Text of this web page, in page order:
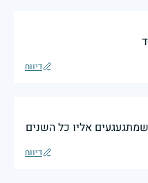
דיווח
אליו כל השנים
דיווח